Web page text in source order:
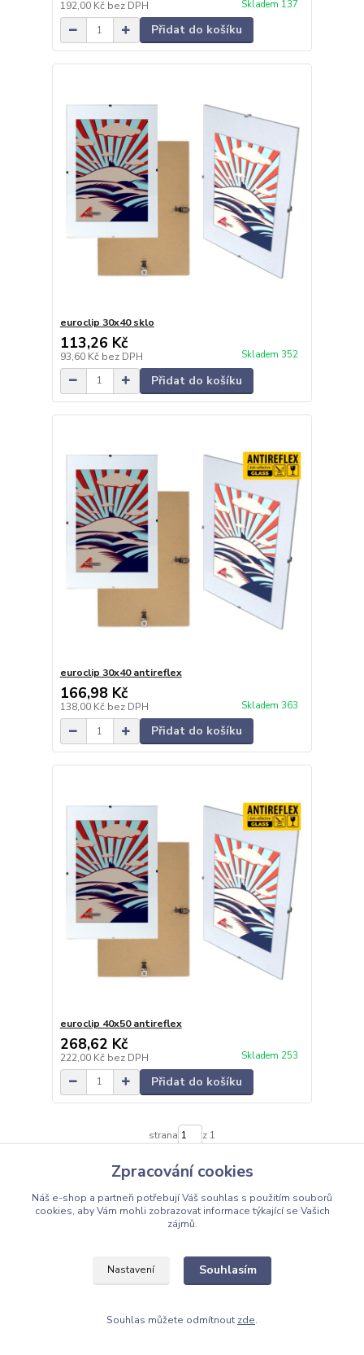
192,00 Kč bez DPH Skladem 137
Přidat do košíku
euroclip 30x40 sklo
113,26 Kč
93,60 Kč bez DPH Skladem 352
Přidat do košíku
euroclip 30x40 antireflex
166,98 Kč
138,00 Kč bez DPH Skladem 363
Přidat do košíku
euroclip 40x50 antireflex
268,62 Kč
222,00 Kč bez DPH Skladem 253
Přidat do košíku
strana z 1
Ochrana soukromí
Zpracování cookies
Náš e-shop a partneři potřebují Váš souhlas s použitím souborů
cookies, aby Vám mohli zobrazovat informace týkající se Vašich
zájmů.
Nastavení Souhlasím
Souhlas můžete odmítnout zde.